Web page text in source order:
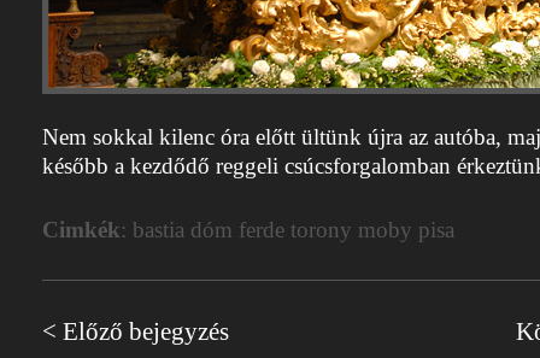
Nem sokkal kilenc óra előtt ültünk újra az autóba,
később a kezdődő reggeli csúcsforgalomban
Cimkék: bastia dóm ferde torony moby pisa
< Előző bejegyzés